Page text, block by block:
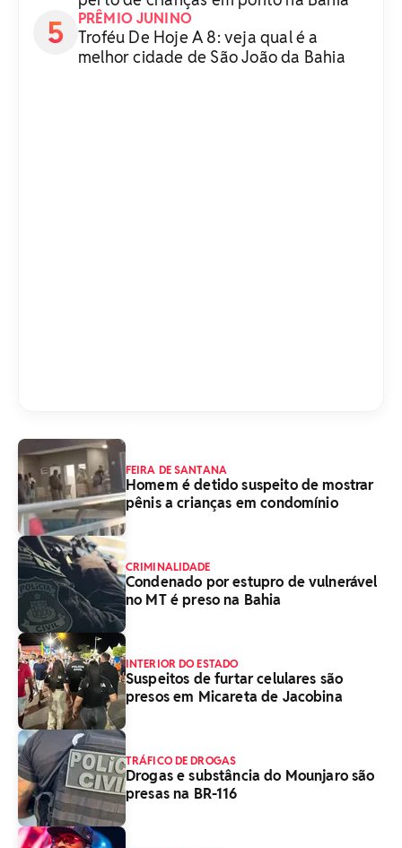
PRÊMIO JUNINO
Troféu De Hoje A 8: veja qual é a
melhor cidade de São João da Bahia
FEIRA DE SANTANA
Homem é detido suspeito de mostrar
pênis a crianças em condomínio
CRIMINALIDADE
Condenado por estupro de vulnerável
no MT é preso na Bahia
INTERIOR DO ESTADO
Suspeitos de furtar celulares são
presos em Micareta de Jacobina
TRÁFICO DE DROGAS
Drogas e substância do Mounjaro são
presas na BR-116